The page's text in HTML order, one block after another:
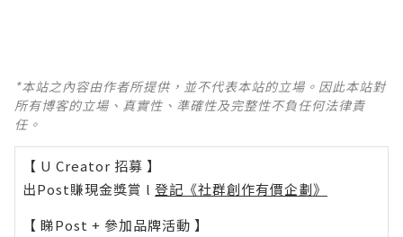
*本站之內容由作者所提供，並不代表本站的立場。因此本站對
所有博客的立場、真實性、準確性及完整性不負任何法律責
任。
【 U Creator 招募 】
出Post賺現金獎賞 l 登記《社群創作有價企劃》
【 睇Post + 參加品牌活動 】